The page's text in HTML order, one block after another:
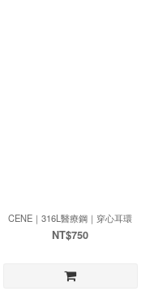
CENE｜316L醫療鋼｜穿心耳環
NT$750